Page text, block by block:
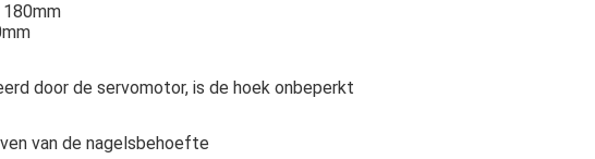
door de servomotor, is de hoek onbeperkt
van de nagelsbehoefte